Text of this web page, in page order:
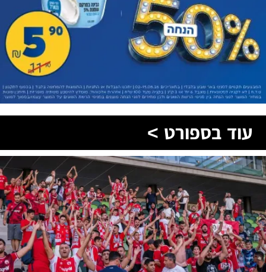
עוד בספורט >